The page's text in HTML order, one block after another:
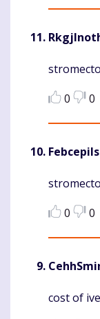
0
0
Febcepils
0
0
cost of